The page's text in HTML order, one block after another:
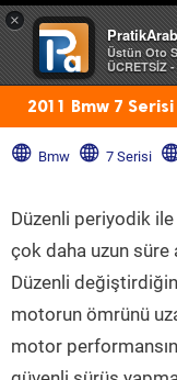
×
Üstün Oto
ÜCRETSİZ
2011 Bmw 7
Bmw 7 Serisi
Düzenli periyodik ile
çok daha uzun süre
Düzenli
motorun ömrünü
motor